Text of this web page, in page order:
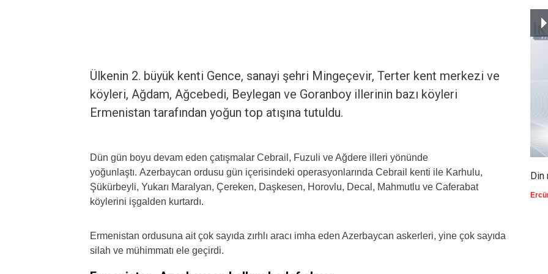
Ülkenin 2. büyük kenti Gence, sanayi şehri Mingeçevir, Terter kent merkezi ve
köyleri, Ağdam, Ağcebedi, Beylegan ve Goranboy illerinin bazı köyleri
Ermenistan tarafından yoğun top atışına tutuldu.
Dün gün boyu devam eden çatışmalar Cebrail, Fuzuli ve Ağdere illeri yönünde
yoğunlaştı. Azerbaycan ordusu gün içerisindeki operasyonlarında Cebrail kenti ile Karhulu,
Şükürbeyli, Yukarı Maralyan, Çereken, Daşkesen, Horovlu, Decal, Mahmutlu ve Caferabat
köylerini işgalden kurtardı.
Ermenistan ordusuna ait çok sayıda zırhlı aracı imha eden Azerbaycan askerleri, yine çok sayıda
silah ve mühimmatı ele geçirdi.
Din